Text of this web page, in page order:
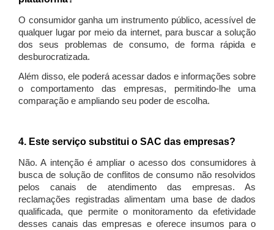
O consumidor ganha um instrumento público, acessível de
qualquer lugar por meio da internet, para buscar a solução
dos seus problemas de consumo, de forma rápida e
desburocratizada.
Além disso, ele poderá acessar dados e informações sobre
o comportamento das empresas, permitindo-lhe uma
comparação e ampliando seu poder de escolha.
4. Este serviço substitui o SAC das empresas?
Não. A intenção é ampliar o acesso dos consumidores à
busca de solução de conflitos de consumo não resolvidos
pelos canais de atendimento das empresas. As
reclamações registradas alimentam uma base de dados
qualificada, que permite o monitoramento da efetividade
desses canais das empresas e oferece insumos para o